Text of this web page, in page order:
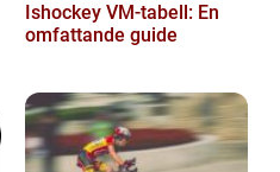
Ishockey VM-tabell: En
omfattande guide